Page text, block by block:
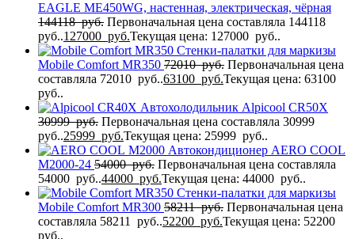
EAGLE MЕ450WG, настенная, электрическая, чёрная
144118руб. Первоначальная цена составляла 144118
руб..127000 руб.Текущая цена: 127000 руб..
Стенки-палатки для маркизы
Mobile Comfort MR350 72010руб. Первоначальная цена
составляла 72010 руб..63100 руб.Текущая цена: 63100
руб..
Автохолодильник Alpicool CR50X
30999руб. Первоначальная цена составляла 30999
руб..25999 руб.Текущая цена: 25999 руб..
Автокондиционер AERO COOL
M2000-24 54000руб. Первоначальная цена составляла
54000 руб..44000 руб.Текущая цена: 44000 руб..
Стенки-палатки для маркизы
Mobile Comfort MR300 58211руб. Первоначальная цена
составляла 58211 руб..52200 руб.Текущая цена: 52200
руб..